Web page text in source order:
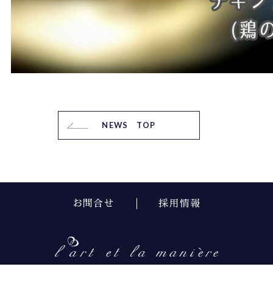
NEWS TOP
お問合せ 採用情報